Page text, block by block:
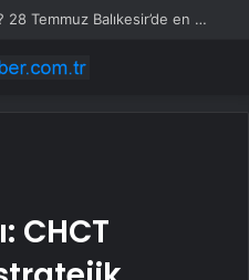
Balıkesir’de deprem mi oldu? 28 Temmuz Balıkesir’de en son ne zaman deprem oldu, depremin şiddeti belli mi?
CHCT